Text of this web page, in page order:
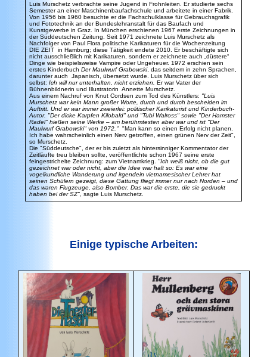
Luis Murschetz verbrachte seine Jugend in Frohnleiten. Er studierte sechs
Semester an einer Maschinenbaufachschule und arbeitete in einer Fabrik.
Von 1956 bis 1960 besuchte er die Fachschulklasse für Gebrauchsgrafik
und Fototechnik an der Bundeslehranstalt für das Baufach und
Kunstgewerbe in Graz. In München erschienen 1967 erste Zeichnungen in
der Süddeutschen Zeitung. Seit 1971 zeichnete Luis Murschetz als
Nachfolger von Paul Flora politische Karikaturen für die Wochenzeitung
DIE ZEIT in Hamburg; diese Tätigkeit endete 2010. Er beschäftigte sich
nicht ausschließlich mit Karikaturen, sondern er zeichnete auch „düstere“
Dinge wie beispielsweise Vampire oder Ungeheuer. 1972 erschien sein
erstes Kinderbuch Der Maulwurf Grabowski, das seitdem in zehn Sprachen,
darunter auch Japanisch, übersetzt wurde. Luis Murschetz über sich
selbst: Ich will nur unterhalten, nicht erziehen.
Er war Vater der
Bühnenbildnerin und Illustratorin Annette Murschetz.
Aus einem Nachruf von Knut Cordsen zum Tod des Künstlers: "Luis
Murschetz war kein Mann großer Worte, durch und durch bescheiden im
Auftritt. Und er war immer zweierlei: politischer Karikaturist und Kinderbuch-
Autor. "Der dicke Karpfen Kilobald" und "Tubi Walross" sowie "Der Hamster
Radel" hießen seine Werke – am berühmtesten aber war und ist "Der
Maulwurf Grabowski" von 1972." "Man kann so einen Erfolg nicht planen.
Ich habe wahrscheinlich einen Nerv getroffen, einen grünen Nerv der Zeit",
so Murschetz.
Die "Süddeutsche", der er bis zuletzt als hintersinniger Kommentator der
Zeitläufte treu bleiben sollte, veröffentlichte schon 1967 seine erste
feingestrichelte Zeichnung: zum Vietnamkrieg. "Ich weiß nicht, ob die gut
gezeichnet war oder nicht, aber die Idee war halt so: Es war eine
vogelkundliche Wanderung und irgendein vietnamesischer Lehrer hat
seinen Schülern gezeigt, diese Gattung fliegt immer nur nach Norden – und
das waren Flugzeuge, also Bomber. Das war die erste, die sie gedruckt
haben bei der SZ" , sagte Luis Murschetz.
Einige typische Arbeiten: